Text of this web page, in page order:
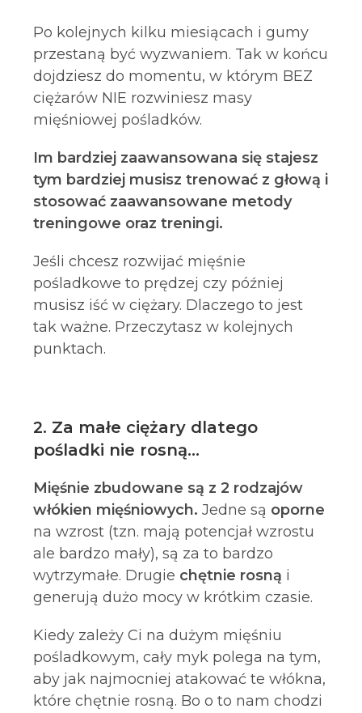
Po kolejnych kilku miesiącach i gumy
przestaną być wyzwaniem. Tak w końcu
dojdziesz do momentu, w którym BEZ
ciężarów NIE rozwiniesz masy
mięśniowej pośladków.
Im bardziej zaawansowana się stajesz
tym bardziej musisz trenować z głową i
stosować zaawansowane metody
treningowe oraz treningi.
Jeśli chcesz rozwijać mięśnie
pośladkowe to prędzej czy później
musisz iść w ciężary. Dlaczego to jest
tak ważne. Przeczytasz w kolejnych
punktach.
2. Za małe ciężary dlatego
pośladki nie rosną…
Mięśnie zbudowane są z 2 rodzajów
włókien mięśniowych.Jedne są oporne
na wzrost (tzn. mają potencjał wzrostu
ale bardzo mały), są za to bardzo
wytrzymałe. Drugie chętnie rosną i
generują dużo mocy w krótkim czasie.
Kiedy zależy Ci na dużym mięśniu
pośladkowym, cały myk polega na tym,
aby jak najmocniej atakować te włókna,
które chętnie rosną. Bo o to nam chodzi